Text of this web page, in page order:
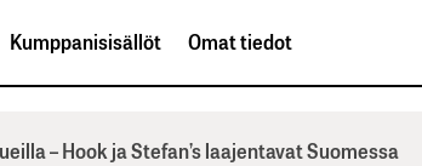
Kumppanisisällöt Omat tiedot
– Hook ja Stefan’s laajentavat Suomessa